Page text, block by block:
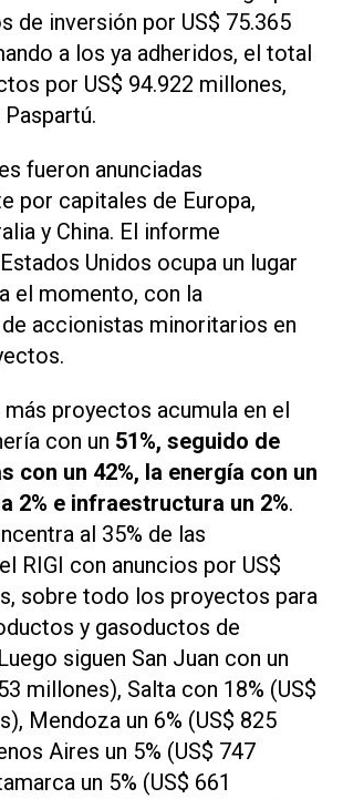
de inversión por US$ 75.365
a los ya adheridos, el total
por US$ 94.922 millones,
fueron anunciadas
por capitales de Europa,
y China. El informe
Unidos ocupa un lugar
el momento, con la
accionistas minoritarios en
proyectos acumula en el
con un 51%, seguido de
con un 42%, la energía con un
2% e infraestructura un 2%.
al 35% de las
RIGI con anuncios por US$
sobre todo los proyectos para
y gasoductos de
siguen San Juan con un
millones), Salta con 18% (US$
Mendoza un 6% (US$ 825
Aires un 5% (US$ 747
un 5% (US$ 661